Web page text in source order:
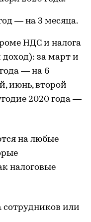
— на 3 месяца.
НДС и налога
за март и
— на 6
июнь, второй
2020 года —
на любые
налоговые
или